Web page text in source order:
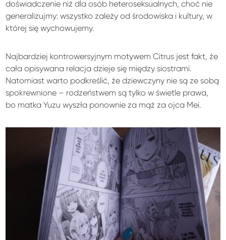
doświadczenie niż dla osób heteroseksualnych, choć nie
generalizujmy: wszystko zależy od środowiska i kultury, w
której się wychowujemy.
Najbardziej kontrowersyjnym motywem Citrus jest fakt, że
cała opisywana relacja dzieje się między siostrami.
Natomiast warto podkreślić, że dziewczyny nie są ze sobą
spokrewnione – rodzeństwem są tylko w świetle prawa,
bo matka Yuzu wyszła ponownie za mąż za ojca Mei.